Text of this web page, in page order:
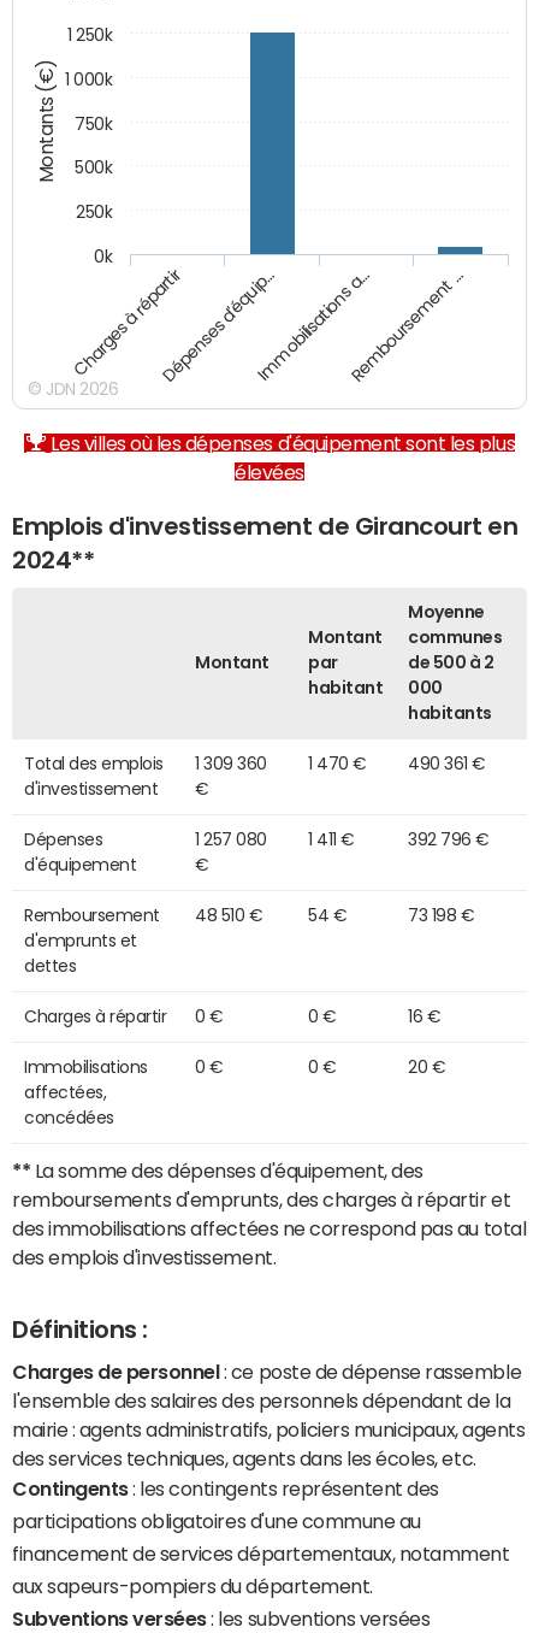
Montants (€)
Charges à répartirDépenses d'équip…Immobilisations a…Remboursement …
0k
250k
500k
750k
1 000k
1 250k
© JDN 2026
Les villes où les dépenses d'équipement sont les plus
élevées
Emplois d'investissement de Girancourt en
2024**
Montant
Montant
par
habitant
Moyenne
communes
de 500 à 2
000
habitants
Total des emplois
d'investissement
1 309 360
€
1 470 € 490 361 €
Dépenses
d'équipement
1 257 080
€
1 411 € 392 796 €
Remboursement
d'emprunts et
dettes
48 510 € 54 € 73 198 €
Charges à répartir 0 € 0 € 16 €
Immobilisations
affectées,
concédées
0 € 0 € 20 €
** La somme des dépenses d'équipement, des
remboursements d'emprunts, des charges à répartir et
des immobilisations affectées ne correspond pas au total
des emplois d'investissement.
Définitions :
Charges de personnel : ce poste de dépense rassemble
l'ensemble des salaires des personnels dépendant de la
mairie : agents administratifs, policiers municipaux, agents
des services techniques, agents dans les écoles, etc.
Contingents: les contingents représentent des
participations obligatoires d'une commune au
financement de services départementaux, notamment
aux sapeurs-pompiers du département.
Subventions versées: les subventions versées